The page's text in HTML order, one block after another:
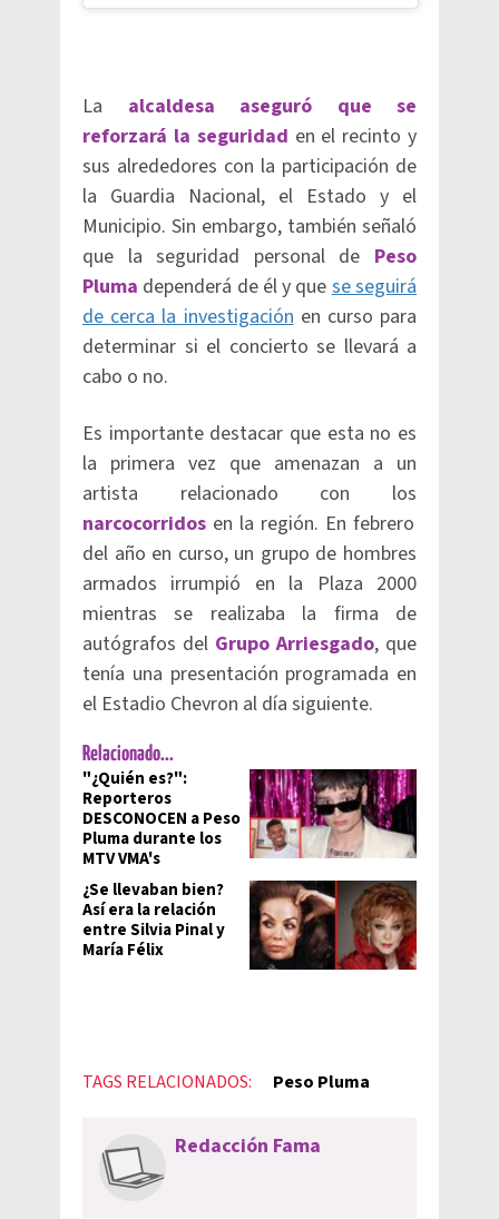
La alcaldesa aseguró que se
reforzará la seguridad en el recinto y
sus alrededores con la participación de
la Guardia Nacional, el Estado y el
Municipio. Sin embargo, también señaló
que la seguridad personal de Peso
Pluma dependerá de él y quese seguirá
de cerca la investigaciónen curso para
determinar si el concierto se llevará a
cabo o no.
Es importante destacar que esta no es
la primera vez que amenazan a un
artista relacionado con los
narcocorridos en la región. En febrero
del año en curso, un grupo de hombres
armados irrumpió en la Plaza 2000
mientras se realizaba la firma de
autógrafos del Grupo Arriesgado, que
tenía una presentación programada en
el Estadio Chevron al día siguiente.
Relacionado...
"¿Quién es?":
Reporteros
DESCONOCEN a Peso
Pluma durante los
MTV VMA's
¿Se llevaban bien?
Así era la relación
entre Silvia Pinal y
María Félix
TAGS RELACIONADOS: Peso Pluma
Redacción Fama